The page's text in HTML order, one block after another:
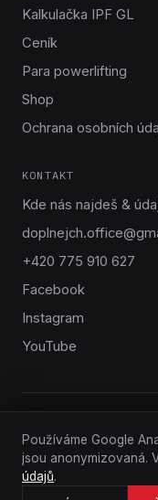
Kalkulačka IPF GL
Ceník
Para powerlifting
Shop
Ochrana osobních
KONTAKT
Kde nás najdeš &
+420 775 910 627
Facebook
Instagram
YouTube
SPOLUPRACUJEME S
Používáme Google
jsou anonymizovaná.
údajů.